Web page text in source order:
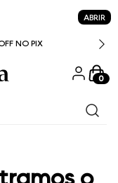
ABRIR
NO PIX
0